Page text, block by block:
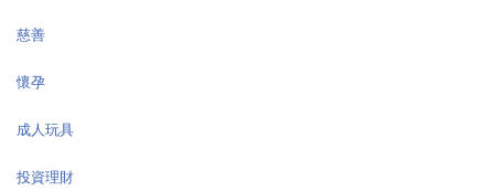
慈善
懷孕
成人玩具
投資理財